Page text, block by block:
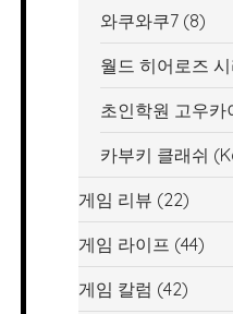
와쿠와쿠7(8)
월드 히어로즈
초인학원 고우카
카부키 클래쉬
게임 리뷰 (22)
게임 라이프 (44)
게임 칼럼 (42)